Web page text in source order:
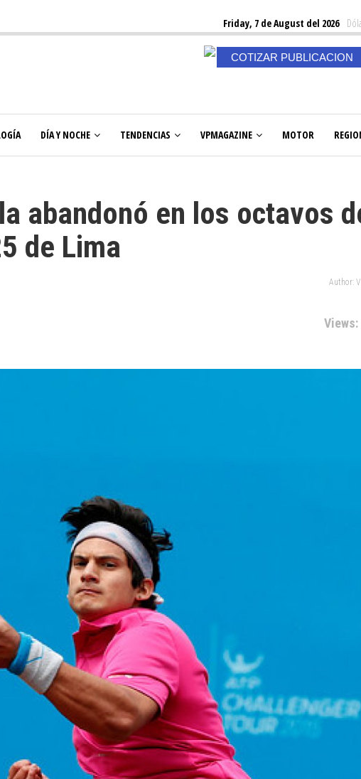
Friday, 7 de August del 2026
COTIZAR PUBLICACION
DÍA Y NOCHE TENDENCIAS VPMAGAZINE MOTOR
abandonó en los octavos
de Lima
Author:
Views: